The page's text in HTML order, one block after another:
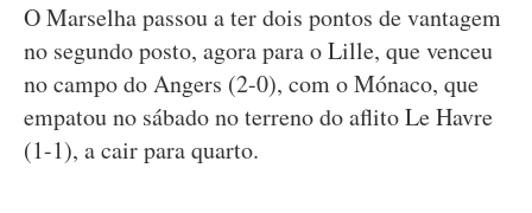
O Marselha passou a ter dois pontos de vantagem
no segundo posto, agora para o Lille, que venceu
no campo do Angers (2-0), com o Mónaco, que
empatou no sábado no terreno do aflito Le Havre
(1-1), a cair para quarto.